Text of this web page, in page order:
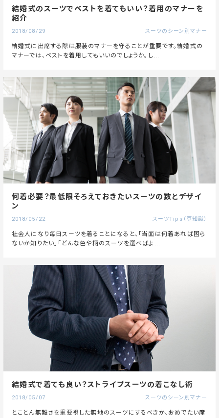
結婚式のスーツでベストを着てもいい？着用のマナーを
紹介
2018/08/29 スーツのシーン別マナー
結婚式に出席する際は服装のマナーを守ることが重要です。結婚式の
マナーでは、ベストを着用してもいいのでしょうか。し...
何着必要？最低限そろえておきたいスーツの数とデザイ
ン
2018/05/22 スーツTips（豆知識）
社会人になり毎日スーツを着ることになると、「当面は何着あれば困ら
ないか知りたい」「どんな色や柄のスーツを選べばよ...
結婚式で着ても良い？ストライプスーツの着こなし術
2018/05/07 スーツのシーン別マナー
とことん無難さを重要視した無地のスーツにするべきか、おめでたい席